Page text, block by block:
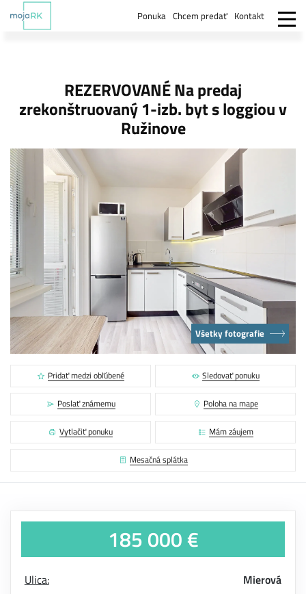
Ponuka Chcem predať Kontakt
REZERVOVANÉ Na predaj
zrekonštruovaný 1-izb. byt s loggiou v
Ružinove
Všetky fotografie
Pridať medzi obľúbené Sledovať ponuku
Poslať známemu Poloha na mape
Vytlačiť ponuku Mám záujem
Mesačná splátka
185 000 €
Ulica:
Mierová